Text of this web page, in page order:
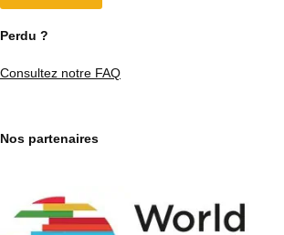
Perdu ?
Consultez notre FAQ
Nos partenaires